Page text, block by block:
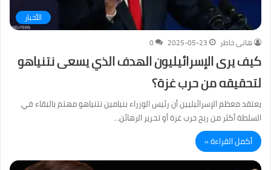
الأخبار
هانى خاطر
2025-05-23
0
كيف يرى الإسرائيليون الهدف الذي يسعى نتنياهو
لتحقيقه من حرب غزة؟
يعتقد معظم الإسرائيليين أن رئيس الوزراء بنيامين نتنياهو مهتم بالبقاء في
السلطة أكثر من ربح حرب غزة أو تحرير الرهائن…
أكمل القراءة »